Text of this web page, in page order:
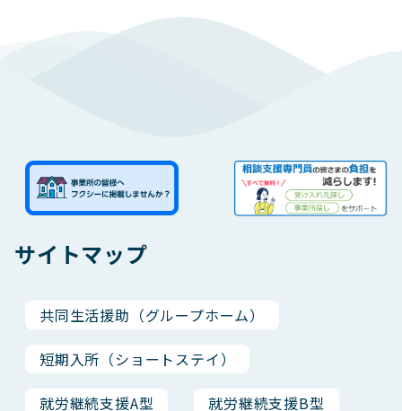
サイトマップ
共同生活援助（グループホーム）
短期入所（ショートステイ）
就労継続支援A型 就労継続支援B型